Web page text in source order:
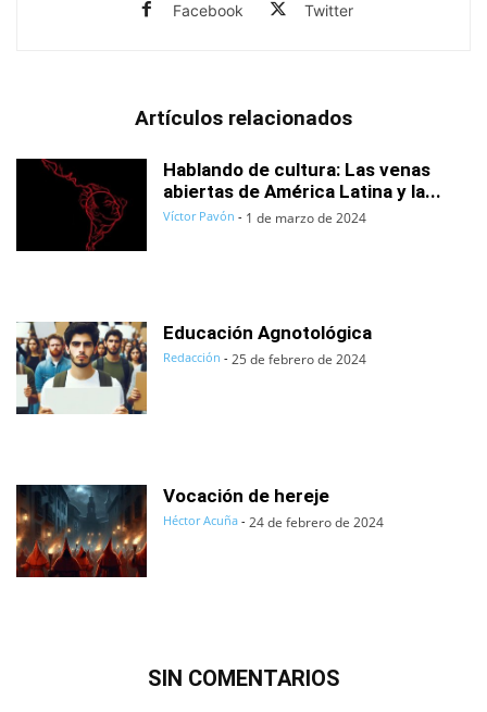
Facebook Twitter
Artículos relacionados
Hablando de cultura: Las venas
abiertas de América Latina y la...
Víctor Pavón - 1 de marzo de 2024
Educación Agnotológica
Redacción - 25 de febrero de 2024
Vocación de hereje
Héctor Acuña - 24 de febrero de 2024
SIN COMENTARIOS